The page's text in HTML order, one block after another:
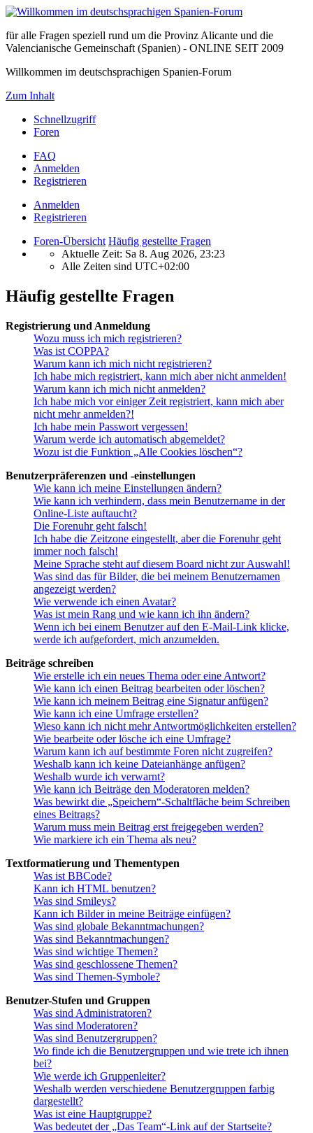
für alle Fragen speziell rund um die Provinz Alicante und die
Valencianische Gemeinschaft (Spanien) - ONLINE SEIT 2009
Willkommen im deutschsprachigen Spanien-Forum
Zum Inhalt
Schnellzugriff
Foren
FAQ
Anmelden
Registrieren
Anmelden
Registrieren
Foren-Übersicht Häufig gestellte Fragen
Aktuelle Zeit: Sa 8. Aug 2026, 23:23
Alle Zeiten sind UTC+02:00
Häufig gestellte Fragen
Registrierung und Anmeldung
Wozu muss ich mich registrieren?
Was ist COPPA?
Warum kann ich mich nicht registrieren?
Ich habe mich registriert, kann mich aber nicht anmelden!
Warum kann ich mich nicht anmelden?
Ich habe mich vor einiger Zeit registriert, kann mich aber
nicht mehr anmelden?!
Ich habe mein Passwort vergessen!
Warum werde ich automatisch abgemeldet?
Wozu ist die Funktion „Alle Cookies löschen“?
Benutzerpräferenzen und -einstellungen
Wie kann ich meine Einstellungen ändern?
Wie kann ich verhindern, dass mein Benutzername in der
Online-Liste auftaucht?
Die Forenuhr geht falsch!
Ich habe die Zeitzone eingestellt, aber die Forenuhr geht
immer noch falsch!
Meine Sprache steht auf diesem Board nicht zur Auswahl!
Was sind das für Bilder, die bei meinem Benutzernamen
angezeigt werden?
Wie verwende ich einen Avatar?
Was ist mein Rang und wie kann ich ihn ändern?
Wenn ich bei einem Benutzer auf den E-Mail-Link klicke,
werde ich aufgefordert, mich anzumelden.
Beiträge schreiben
Wie erstelle ich ein neues Thema oder eine Antwort?
Wie kann ich einen Beitrag bearbeiten oder löschen?
Wie kann ich meinem Beitrag eine Signatur anfügen?
Wie kann ich eine Umfrage erstellen?
Wieso kann ich nicht mehr Antwortmöglichkeiten erstellen?
Wie bearbeite oder lösche ich eine Umfrage?
Warum kann ich auf bestimmte Foren nicht zugreifen?
Weshalb kann ich keine Dateianhänge anfügen?
Weshalb wurde ich verwarnt?
Wie kann ich Beiträge den Moderatoren melden?
Was bewirkt die „Speichern“-Schaltfläche beim Schreiben
eines Beitrags?
Warum muss mein Beitrag erst freigegeben werden?
Wie markiere ich ein Thema als neu?
Textformatierung und Thementypen
Was ist BBCode?
Kann ich HTML benutzen?
Was sind Smileys?
Kann ich Bilder in meine Beiträge einfügen?
Was sind globale Bekanntmachungen?
Was sind Bekanntmachungen?
Was sind wichtige Themen?
Was sind geschlossene Themen?
Was sind Themen-Symbole?
Benutzer-Stufen und Gruppen
Was sind Administratoren?
Was sind Moderatoren?
Was sind Benutzergruppen?
Wo finde ich die Benutzergruppen und wie trete ich ihnen
bei?
Wie werde ich Gruppenleiter?
Weshalb werden verschiedene Benutzergruppen farbig
dargestellt?
Was ist eine Hauptgruppe?
Was bedeutet der „Das Team“-Link auf der Startseite?